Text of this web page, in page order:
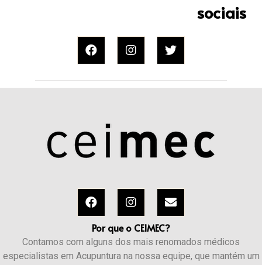
sociais
Por que o CEIMEC?
Contamos com alguns dos mais renomados médicos
especialistas em Acupuntura na nossa equipe, que mantém um